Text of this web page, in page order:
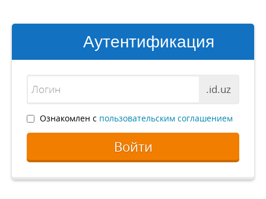
Аутентификация
.id.uz
Ознакомлен с пользовательским соглашением
Войти